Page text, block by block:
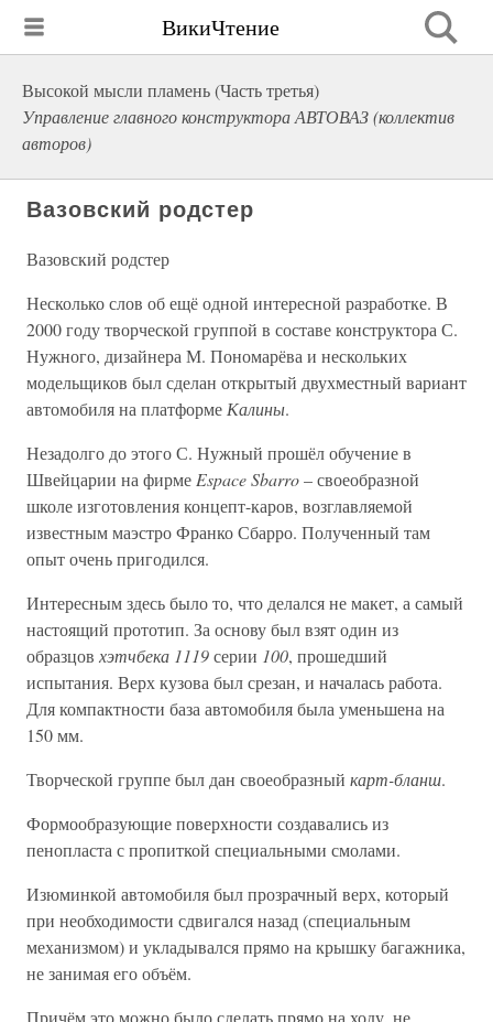
ВикиЧтение
Высокой мысли пламень (Часть третья)
Управление главного конструктора АВТОВАЗ (коллектив
авторов)
Вазовский родстер
Вазовский родстер
Несколько слов об ещё одной интересной разработке. В
2000 году творческой группой в составе конструктора С.
Нужного, дизайнера М. Пономарёва и нескольких
модельщиков был сделан открытый двухместный вариант
автомобиля на платформе Калины.
Незадолго до этого С. Нужный прошёл обучение в
Швейцарии на фирме Espace Sbarro– своеобразной
школе изготовления концепт-каров, возглавляемой
известным маэстро Франко Сбарро. Полученный там
опыт очень пригодился.
Интересным здесь было то, что делался не макет, а самый
настоящий прототип. За основу был взят один из
образцов хэтчбека 1119серии 100, прошедший
испытания. Верх кузова был срезан, и началась работа.
Для компактности база автомобиля была уменьшена на
150 мм.
Творческой группе был дан своеобразный карт-бланш.
Формообразующие поверхности создавались из
пенопласта с пропиткой специальными смолами.
Изюминкой автомобиля был прозрачный верх, который
при необходимости сдвигался назад (специальным
механизмом) и укладывался прямо на крышку багажника,
не занимая его объём.
Причём это можно было сделать прямо на ходу, не